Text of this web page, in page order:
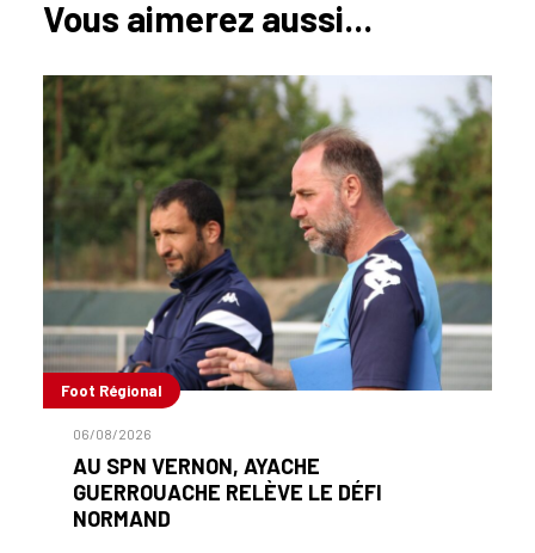
Vous aimerez aussi...
Foot Régional
06/08/2026
AU SPN VERNON, AYACHE
GUERROUACHE RELÈVE LE DÉFI
NORMAND